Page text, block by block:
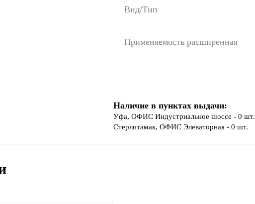
Вид/Тип
Применяемость расширенная
Наличие в пунктах выдачи:
Уфа, ОФИС Индустриальное шоссе - 0 шт.
Стерлитамак, ОФИС Элеваторная - 0 шт.